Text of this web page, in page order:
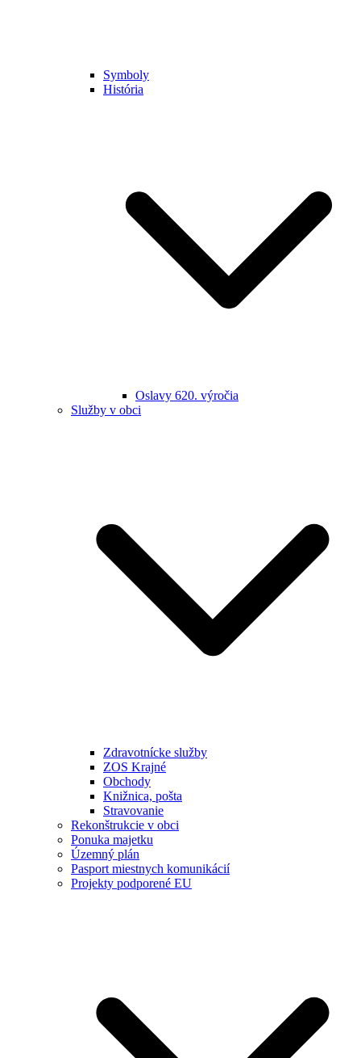
Symboly
História
Oslavy 620. výročia
Služby v obci
Zdravotnícke služby
ZOS Krajné
Obchody
Knižnica, pošta
Stravovanie
Rekonštrukcie v obci
Ponuka majetku
Územný plán
Pasport miestnych komunikácií
Projekty podporené EU